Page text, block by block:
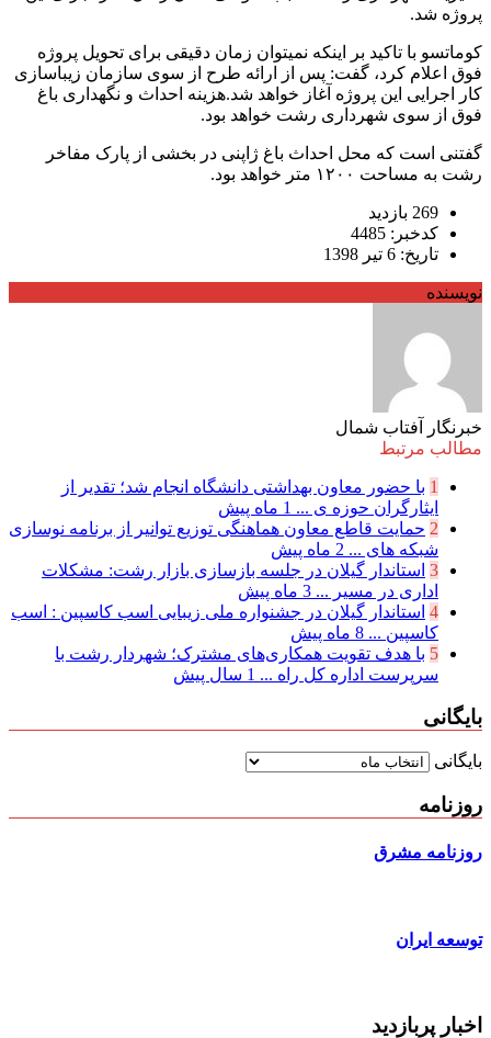
پروژه شد.
کوماتسو با تاکید بر اینکه نمیتوان زمان دقیقی برای تحویل پروژه
فوق اعلام کرد، گفت: پس از ارائه طرح از سوی سازمان زیباسازی
کار اجرایی این پروژه آغاز خواهد شد.هزینه احداث و نگهداری باغ
فوق از سوی شهرداری رشت خواهد بود.
گفتنی است که محل احداث باغ ژاپنی در بخشی از پارک مفاخر
رشت به مساحت ۱۲۰۰ متر خواهد بود.
269 بازدید
کدخبر: 4485
تاریخ: 6 تیر 1398
نویسنده
خبرنگار آفتاب شمال
مطالب مرتبط
1 با حضور معاون بهداشتی دانشگاه انجام شد؛ تقدیر از
ایثارگران حوزه ی ... 1 ماه پیش
2 حمایت قاطع معاون هماهنگی توزیع توانیر از برنامه نوسازی
شبكه های ... 2 ماه پیش
3 استاندار گیلان در جلسه بازسازی بازار رشت: مشکلات
اداری در مسیر ... 3 ماه پیش
4 استاندار گیلان در جشنواره ملی زیبایی اسب کاسپین : اسب
کاسپین ... 8 ماه پیش
5 با هدف تقویت همکاری‌های مشترک؛ شهردار رشت با
سرپرست اداره کل راه ... 1 سال پیش
بایگانی
بایگانی
روزنامه
روزنامه مشرق
توسعه ایران
اخبار پربازدید